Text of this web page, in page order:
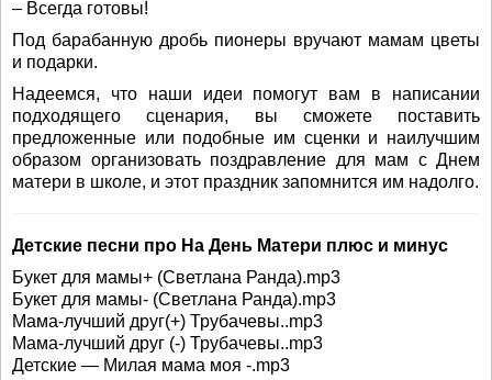
– Всегда готовы!
Под барабанную дробь пионеры вручают мамам цветы
и подарки.
Надеемся, что наши идеи помогут вам в написании
подходящего сценария, вы сможете поставить
предложенные или подобные им сценки и наилучшим
образом организовать поздравление для мам с Днем
матери в школе, и этот праздник запомнится им надолго.
Детские песни про На День Матери плюс и минус
Букет для мамы+ (Светлана Ранда).mp3
Букет для мамы- (Светлана Ранда).mp3
Мама-лучший друг(+) Трубачевы..mp3
Мама-лучший друг (-) Трубачевы..mp3
Детские — Милая мама моя -.mp3